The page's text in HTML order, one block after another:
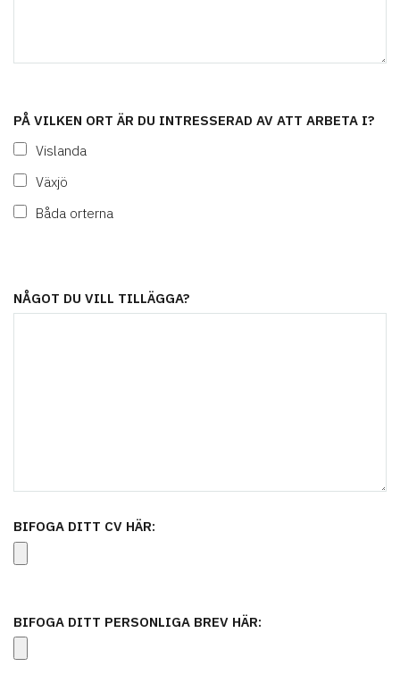
PÅ VILKEN ORT ÄR DU INTRESSERAD AV ATT ARBETA I?
Vislanda
Växjö
Båda orterna
NÅGOT DU VILL TILLÄGGA?
BIFOGA DITT CV HÄR:
BIFOGA DITT PERSONLIGA BREV HÄR: